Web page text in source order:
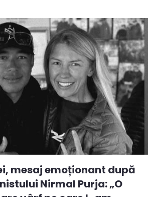
mesaj emoționant după
Nirmal Purja: „O